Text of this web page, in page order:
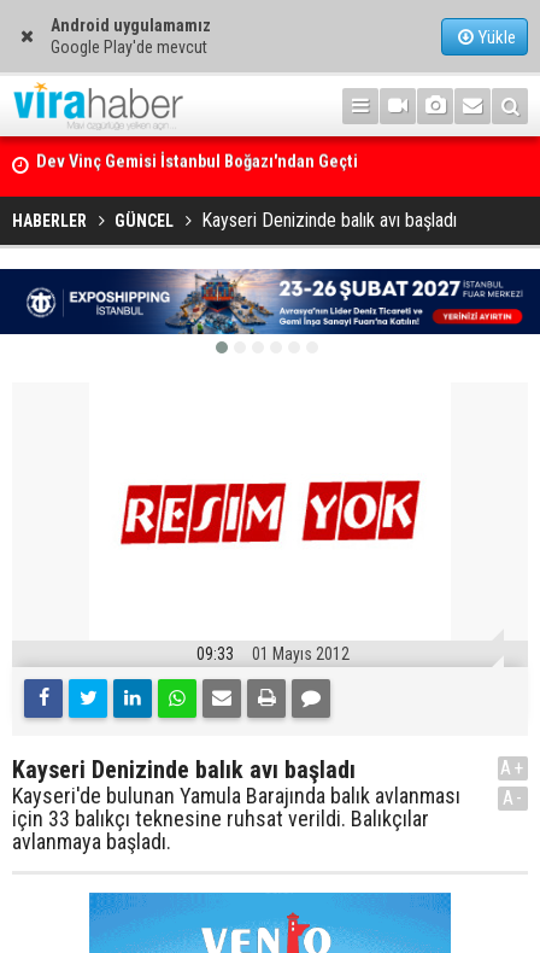
Android uygulamamız
Google Play'de mevcut
Yükle
Ege Denizi’nin En Büyük Mercan Ormanı
HABERLER GÜNCEL Kayseri Denizinde balık avı başladı
09:33 01 Mayıs 2012
Kayseri Denizinde balık avı başladı
Kayseri'de bulunan Yamula Barajında balık avlanması
için 33 balıkçı teknesine ruhsat verildi. Balıkçılar
avlanmaya başladı.
A+
A-